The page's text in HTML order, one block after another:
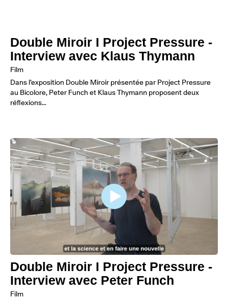
Double Miroir I Project Pressure -
Interview avec Klaus Thymann
Film
Dans l’exposition Double Miroir présentée par Project Pressure
au Bicolore, Peter Funch et Klaus Thymann proposent deux
réflexions...
Double Miroir I Project Pressure -
Interview avec Peter Funch
Film